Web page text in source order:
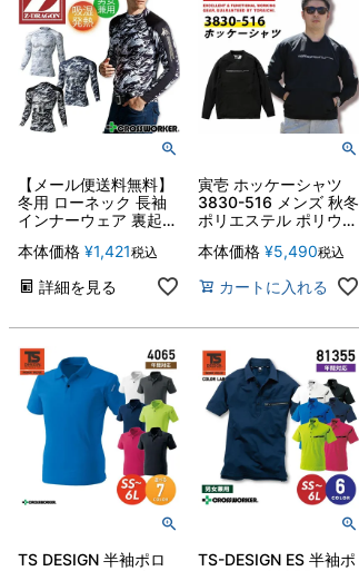
【メール便送料無料】
冬用 ローネック 長袖
インナーウェア 裏起毛
78144 男女兼用 保温
消臭 抗菌 ストレッチ
防寒 スポーツ コンプ
ャツ 暖かい 作業服 作
業着【SS-LL】
本体価格 ¥1,421税込
詳細を見る
寅壱 ホッケーシャツ
3830-516 メンズ 秋冬
ポリエステル ポリウレ
トレッチ 制菌 透湿 耐
【S～LL】
本体価格 ¥5,490税込
カートに入れる
TS DESIGN 半袖ポロ
TS-DESIGN ES 半袖ポ